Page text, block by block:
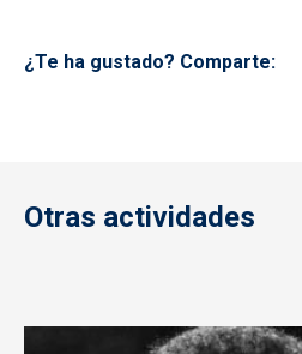
¿Te ha gustado? Comparte:
Otras actividades